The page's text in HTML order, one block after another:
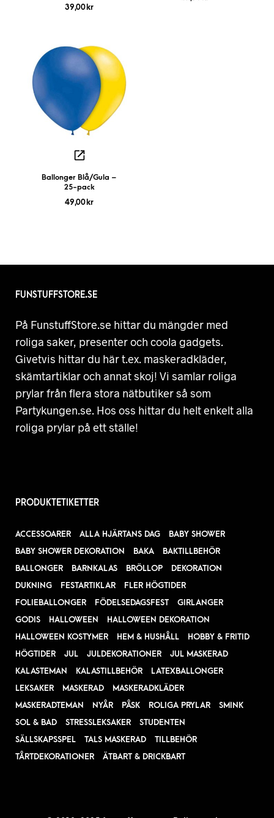
39,00 kr
Ballonger Blå/Gula –
25-pack
49,00 kr
FUNSTUFFSTORE.SE
På FunstuffStore.se hittar du mängder med
roliga saker, presenter och coola gadgets.
Givetvis hittar du här t.ex. maskeradkläder,
skämtartiklar och annat skoj! Vi samlar roliga
prylar från flera stora nätbutiker så som
Partykungen.se. Hos oss hittar du helt enkelt alla
roliga prylar på ett ställe!
PRODUKTETIKETTER
ACCESSOARER ALLA HJÄRTANS DAG
BABY SHOWER
BABY SHOWER DEKORATION
BAKA
BAKTILLBEHÖR
BALLONGER
BARNKALAS BRÖLLOP
DEKORATION
DUKNING
FESTARTIKLAR
FLER HÖGTIDER
FOLIEBALLONGER
FÖDELSEDAGSFEST
GIRLANGER
GODIS
HALLOWEEN
HALLOWEEN DEKORATION
HALLOWEEN KOSTYMER
HEM & HUSHÅLL
HOBBY & FRITID
HÖGTIDER
JUL JULDEKORATIONER
JUL MASKERAD
KALASTEMAN
KALASTILLBEHÖR
LATEXBALLONGER
LEKSAKER
MASKERAD
MASKERADKLÄDER
MASKERADTEMAN
NYÅR PÅSK ROLIGA PRYLAR
SMINK
SOL & BAD
STRESSLEKSAKER
STUDENTEN
SÄLLSKAPSSPEL
TALS MASKERAD
TILLBEHÖR
TÅRTDEKORATIONER
ÄTBART & DRICKBART